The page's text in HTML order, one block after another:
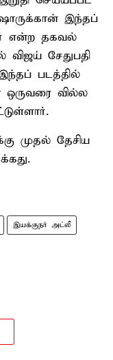
ஷாருக்​கான் இந்​தப்
என்ற தகவல்
விஜய் சேதுபதி
படத்​தில்
ஒரு​வரை வில்​ல​
முதல் தேசிய
இயக்குநர் அட்லீ